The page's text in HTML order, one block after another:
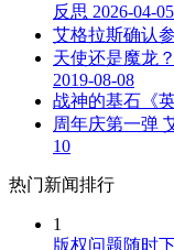
反思 2026-04-05
艾格拉斯确认
天使还是魔龙
2019-08-08
战神的基石《
周年庆第一弹
10
热门新闻排行
1
版权问题随时